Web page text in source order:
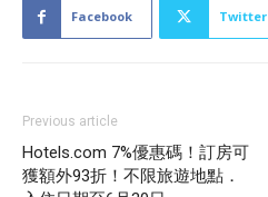
Facebook Twitter
Previous article
Hotels.com 7%優惠碼！訂房可
獲額外93折！不限旅遊地點．